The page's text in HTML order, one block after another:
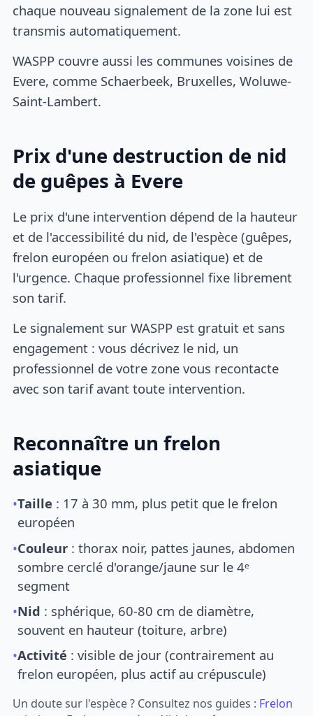
chaque nouveau signalement de la zone lui est
transmis automatiquement.
WASPP couvre aussi les communes voisines de
Evere, comme Schaerbeek, Bruxelles, Woluwe-
Saint-Lambert.
Prix d'une destruction de nid
de guêpes à Evere
Le prix d'une intervention dépend de la hauteur
et de l'accessibilité du nid, de l'espèce (guêpes,
frelon européen ou frelon asiatique) et de
l'urgence. Chaque professionnel fixe librement
son tarif.
Le signalement sur WASPP est gratuit et sans
engagement : vous décrivez le nid, un
professionnel de votre zone vous recontacte
avec son tarif avant toute intervention.
Reconnaître un frelon
asiatique
•Taille : 17 à 30 mm, plus petit que le frelon
européen
•Couleur : thorax noir, pattes jaunes, abdomen
sombre cerclé d'orange/jaune sur le 4ᵉ
segment
•Nid : sphérique, 60-80 cm de diamètre,
souvent en hauteur (toiture, arbre)
•Activité : visible de jour (contrairement au
frelon européen, plus actif au crépuscule)
Un doute sur l'espèce ? Consultez nos guides : Frelon